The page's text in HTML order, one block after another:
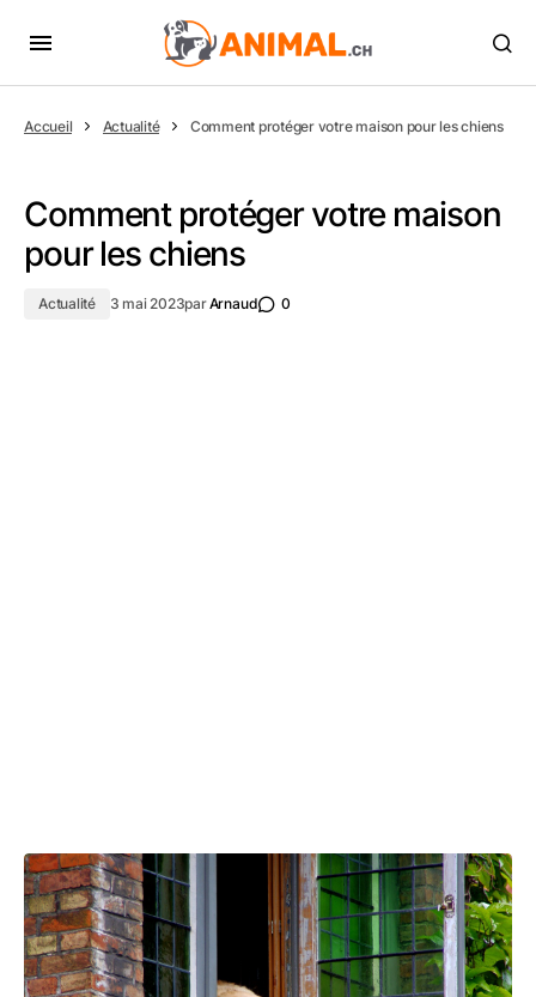
Accueil Actualité Comment protéger votre maison pour les chiens
Comment protéger votre maison
pour les chiens
Actualité 3 mai 2023parArnaud 0